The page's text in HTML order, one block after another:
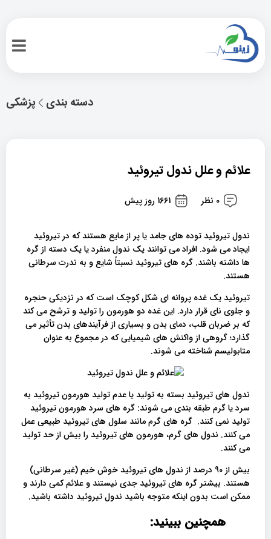
پزشکی دسته بندی
علائم و علل ندول تیروئید
0 نظر 1661 روز پیش
ندول تیروئید توده های جامد یا پر از مایع هستند که در تیروئید
ایجاد می شود. افراد می توانند یک ندول منفرد یا یک دسته از گره
ها داشته باشند. گره های تیروئید نسبتاً شایع و به ندرت سرطانی
هستند.
تیروئید یک غده پروانه ای شکل کوچک است که در نزدیکی حنجره
و جلوی نای قرار دارد. این غده دو هورمون را تولید و ترشح می کند
که بر ضربان قلب، دمای بدن و بسیاری از فرآیندهای بدن تأثیر می
گذارد؛ گروهی از واکنش های شیمیایی که در مجموع به عنوان
متابولیسم شناخته می شوند.
ندول های تیروئید بسته به تولید یا عدم تولید هورمون تیروئید به
سرد یا گرم طبقه بندی می شوند: گره های سرد هورمون تیروئید
تولید نمی کنند. گره های گرم مانند سلول های تیروئید طبیعی عمل
می کنند. ندول های گرم، هورمون های تیروئید را بیش از حد تولید
می کنند.
بیش از 90 درصد از ندول های تیروئید خوش خیم (غیر سرطانی)
هستند. بیشتر گره های تیروئید جدی نیستند و علائم کمی دارند و
ممکن است بدون اینکه متوجه باشید ندول تیروئید داشته باشید.
همچنین ببینید: